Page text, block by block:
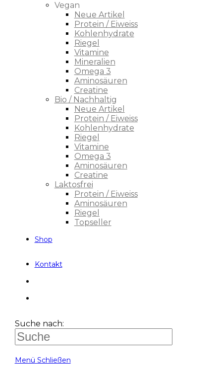
Vegan
Neue Artikel
Protein / Eiweiss
Kohlenhydrate
Riegel
Vitamine
Mineralien
Omega 3
Aminosäuren
Creatine
Bio / Nachhaltig
Neue Artikel
Protein / Eiweiss
Kohlenhydrate
Riegel
Vitamine
Omega 3
Aminosäuren
Creatine
Laktosfrei
Protein / Eiweiss
Aminosäuren
Riegel
Topseller
Shop
Kontakt
Suche nach:
Menü Schließen